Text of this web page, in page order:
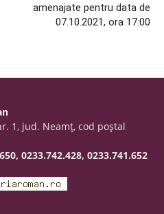
amenajate pentru data de
07.10.2021, ora 17:00
1, jud. Neamţ, cod poştal
0233.742.428, 0233.741.652